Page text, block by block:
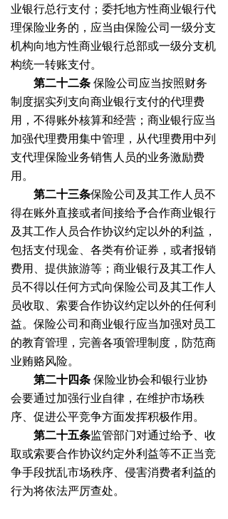
业银行总行支付；委托地方性商业银行代
理保险业务的，应当由保险公司一级分支
机构向地方性商业银行总部或一级分支机
构统一转账支付。
第二十二条保险公司应当按照财务
制度据实列支向商业银行支付的代理费
用，不得账外核算和经营；商业银行应当
加强代理费用集中管理，从代理费用中列
支代理保险业务销售人员的业务激励费
用。
第二十三条保险公司及其工作人员不
得在账外直接或者间接给予合作商业银行
及其工作人员合作协议约定以外的利益，
包括支付现金、各类有价证券，或者报销
费用、提供旅游等；商业银行及其工作人
员不得以任何方式向保险公司及其工作人
员收取、索要合作协议约定以外的任何利
益。保险公司和商业银行应当加强对员工
的教育管理，完善各项管理制度，防范商
业贿赂风险。
第二十四条保险业协会和银行业协
会要通过加强行业自律，在维护市场秩
序、促进公平竞争方面发挥积极作用。
第二十五条监管部门对通过给予、收
取或索要合作协议约定外利益等不正当竞
争手段扰乱市场秩序、侵害消费者利益的
行为将依法严厉查处。